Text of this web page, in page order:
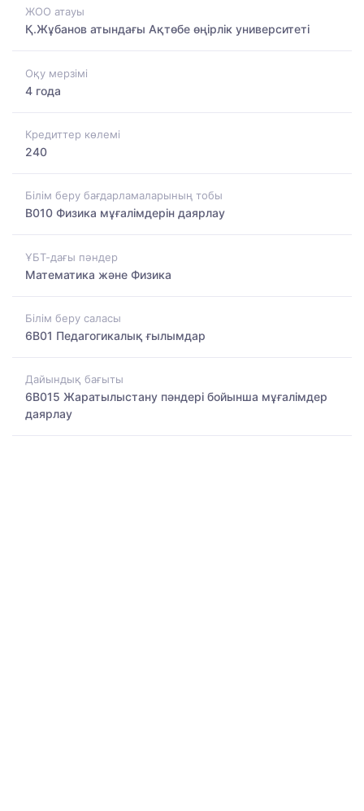
ЖОО атауы
Қ.Жұбанов атындағы Ақтөбе өңірлік университеті
Оқу мерзімі
4 года
Кредиттер көлемі
240
Білім беру бағдарламаларының тобы
B010 Физика мұғалімдерін даярлау
ҰБТ-дағы пәндер
Математика және Физика
Білім беру саласы
6B01 Педагогикалық ғылымдар
Дайындық бағыты
6B015 Жаратылыстану пәндері бойынша мұғалімдер
даярлау